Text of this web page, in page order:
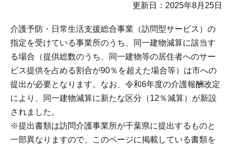
更新日：2025年8月25日
介護予防・日常生活支援総合事業（訪問型サービス）の
指定を受けている事業所のうち、同一建物減算に該当す
る場合（提供総数のうち、同一建物等の居住者へのサー
ビス提供を占める割合が90％を超えた場合等）は市への
提出が必要となります。なお、令和6年度の介護報酬改定
により、同一建物減算に新たな区分（12％減算）が新設
されました。
※提出書類は訪問介護事業所が千葉県に提出するものと
一部異なりますので、このページに掲載している書類を